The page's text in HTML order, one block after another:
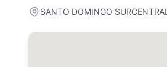
SANTO DOMINGO SURCENTRAL